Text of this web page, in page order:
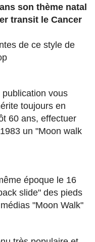
son thème natal
transit le Cancer
de ce style de
vous
toujours en
60 ans, effectuer
un "Moon walk
époque le 16
slide" des pieds
"Moon Walk"